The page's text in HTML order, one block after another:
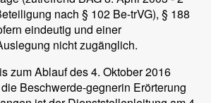
nach § 102 Be-trVG), § 188
eindeutig und einer
nicht zugänglich.
zum Ablauf des 4. Oktober 2016
Beschwerde-gegnerin Erörterung